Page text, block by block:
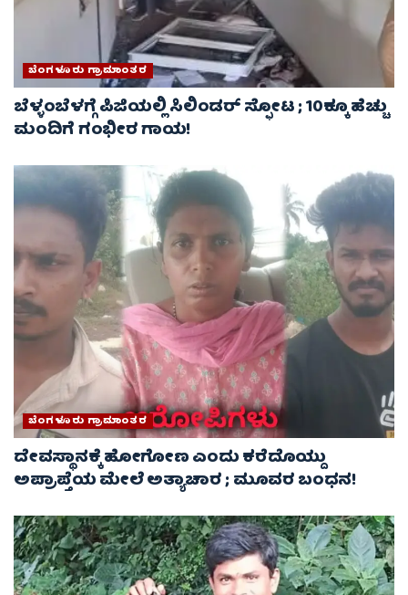
ಬೆಂಗಳೂರು ಗ್ರಾಮಾಂತರ
ಬೆಳ್ಳಂಬೆಳಗ್ಗೆ ಪಿಜಿಯಲ್ಲಿ ಸಿಲಿಂಡರ್ ಸ್ಫೋಟ ; 10ಕ್ಕೂ ಹೆಚ್ಚು
ಮಂದಿಗೆ ಗಂಭೀರ ಗಾಯ!
ಬೆಂಗಳೂರು ಗ್ರಾಮಾಂತರ
ದೇವಸ್ಥಾನಕ್ಕೆ ಹೋಗೋಣ ಎಂದು ಕರೆದೊಯ್ದು
ಅಪ್ರಾಪ್ತೆಯ ಮೇಲೆ ಅತ್ಯಾಚಾರ ; ಮೂವರ ಬಂಧನ!